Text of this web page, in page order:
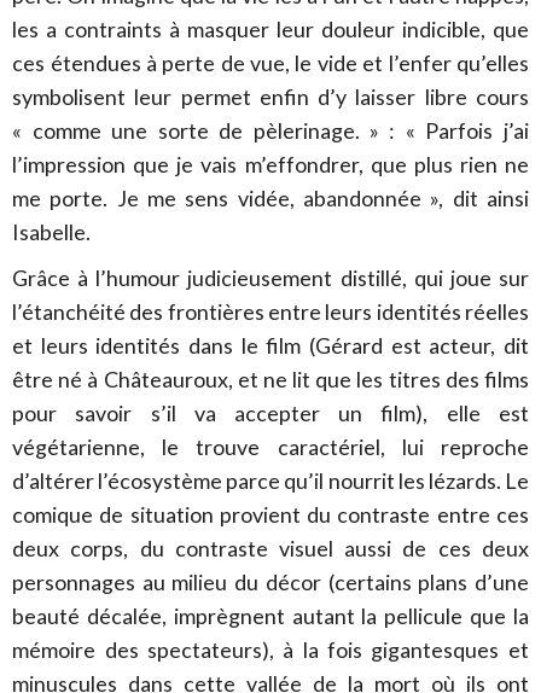
les a contraints à masquer leur douleur indicible, que
ces étendues à perte de vue, le vide et l’enfer qu’elles
symbolisent leur permet enfin d’y laisser libre cours
« comme une sorte de pèlerinage. » : « Parfois j’ai
l’impression que je vais m’effondrer, que plus rien ne
me porte. Je me sens vidée, abandonnée », dit ainsi
Isabelle.
Grâce à l’humour judicieusement distillé, qui joue sur
l’étanchéité des frontières entre leurs identités réelles
et leurs identités dans le film (Gérard est acteur, dit
être né à Châteauroux, et ne lit que les titres des films
pour savoir s’il va accepter un film), elle est
végétarienne, le trouve caractériel, lui reproche
d’altérer l’écosystème parce qu’il nourrit les lézards. Le
comique de situation provient du contraste entre ces
deux corps, du contraste visuel aussi de ces deux
personnages au milieu du décor (certains plans d’une
beauté décalée, imprègnent autant la pellicule que la
mémoire des spectateurs), à la fois gigantesques et
minuscules dans cette vallée de la mort où ils ont